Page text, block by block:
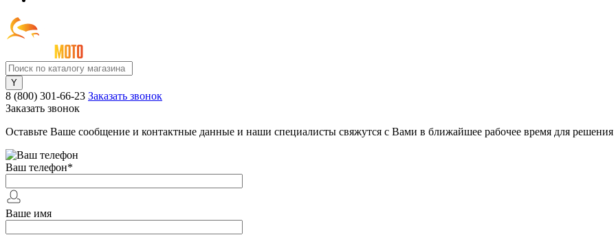
8 (800) 301-66-23 Заказать звонок
Заказать звонок
Оставьте Ваше сообщение и контактные данные и наши специалисты свяжутся с Вами в ближайшее рабочее время для
Ваш телефон*
Ваше имя